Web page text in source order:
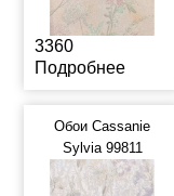
3360
Подробнее
Обои Cassanie
Sylvia 99811